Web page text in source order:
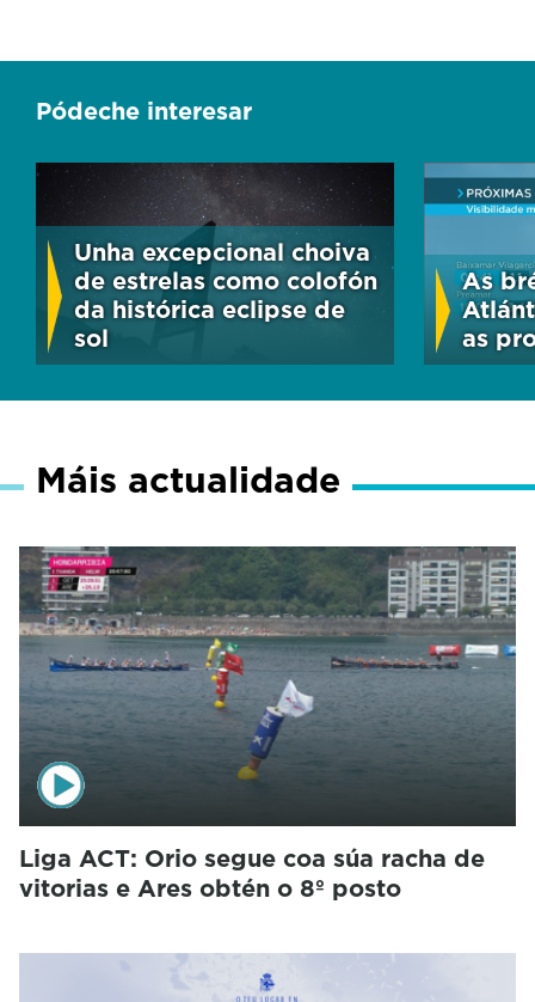
Pódeche interesar
Unha excepcional choiva
de estrelas como colofón
da histórica eclipse de
sol
As
as
Máis actualidade
Liga ACT: Orio segue coa súa racha de
vitorias e Ares obtén o 8º posto